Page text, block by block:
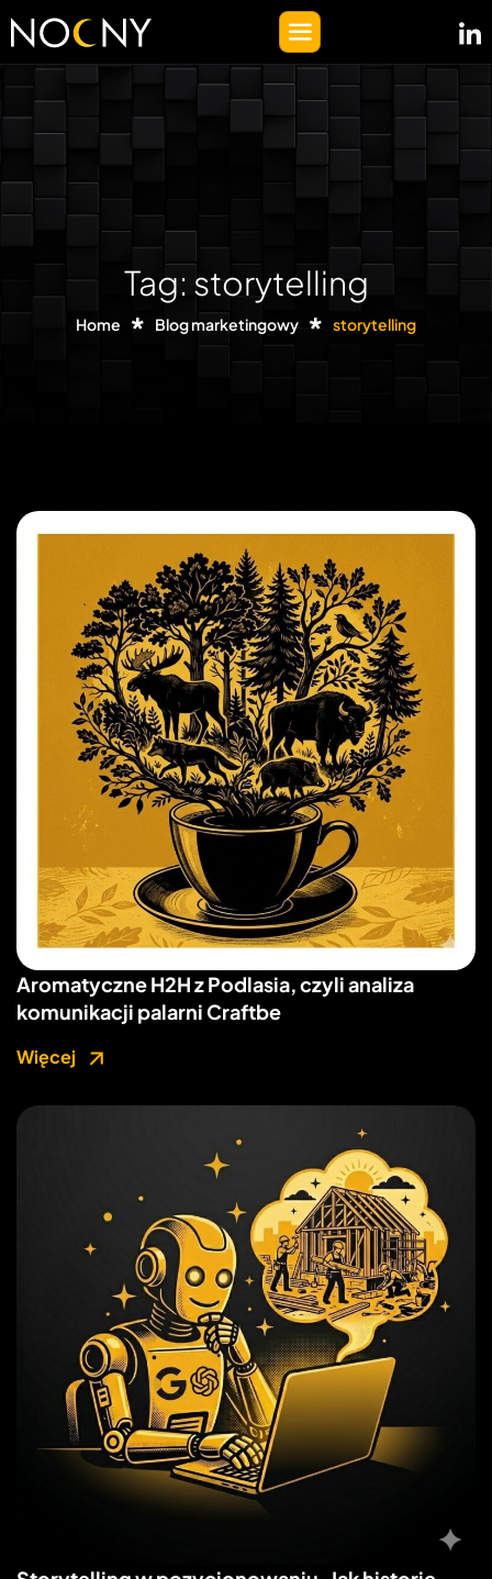
Tag: storytelling
Home Blog marketingowy storytelling
Aromatyczne H2H z Podlasia, czyli analiza
komunikacji palarni Craftbe
Więcej